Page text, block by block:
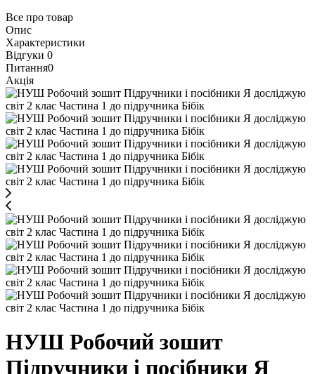
Все про товар
Опис
Характеристики
Відгуки 0
Питання0
Акція
НУШ Робочий зошит
Пiдручники i посiбники Я